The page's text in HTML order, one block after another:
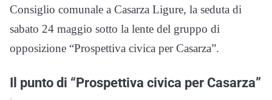
Consiglio comunale a Casarza Ligure, la seduta di
sabato 24 maggio sotto la lente del gruppo di
opposizione “Prospettiva civica per Casarza”.
Il punto di “Prospettiva civica per Casarza”